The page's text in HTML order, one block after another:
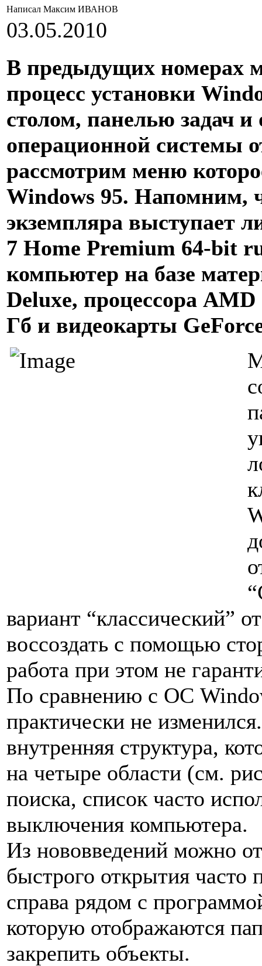
Написал Максим ИВАНОВ
03.05.2010
В предыдущих номерах
процесс установки
столом, панелью задач
операционной системы
рассмотрим меню
Windows 95. Напомним,
экземпляра выступает
7 Home Premium 64-bit
компьютер на базе
Deluxe, процессора
Гб и видеокарты
вариант “классический”
воссоздать с помощью
работа при этом не
По сравнению с ОС
практически не
внутренняя структура,
на четыре области (см.
поиска, список часто
выключения компьютера.
Из нововведений можно
быстрого открытия часто
справа рядом с
которую отображаются
закрепить объекты.